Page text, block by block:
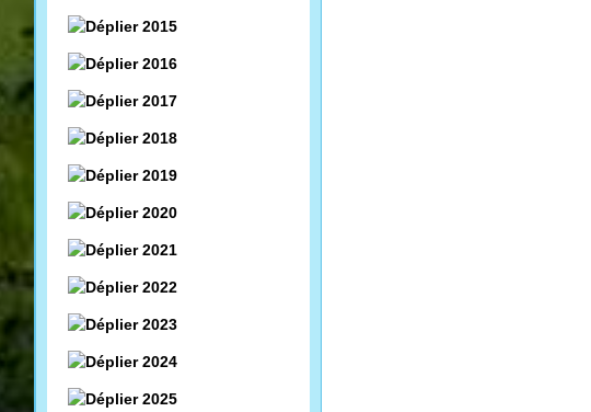
2015
2016
2017
2018
2019
2020
2021
2022
2023
2024
2025